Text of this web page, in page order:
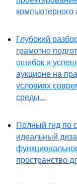
компьютерного
Глубокий
грамотно
ошибок и
аукционе на
условиях
среды...
Полный гид по
идеальный
пространство